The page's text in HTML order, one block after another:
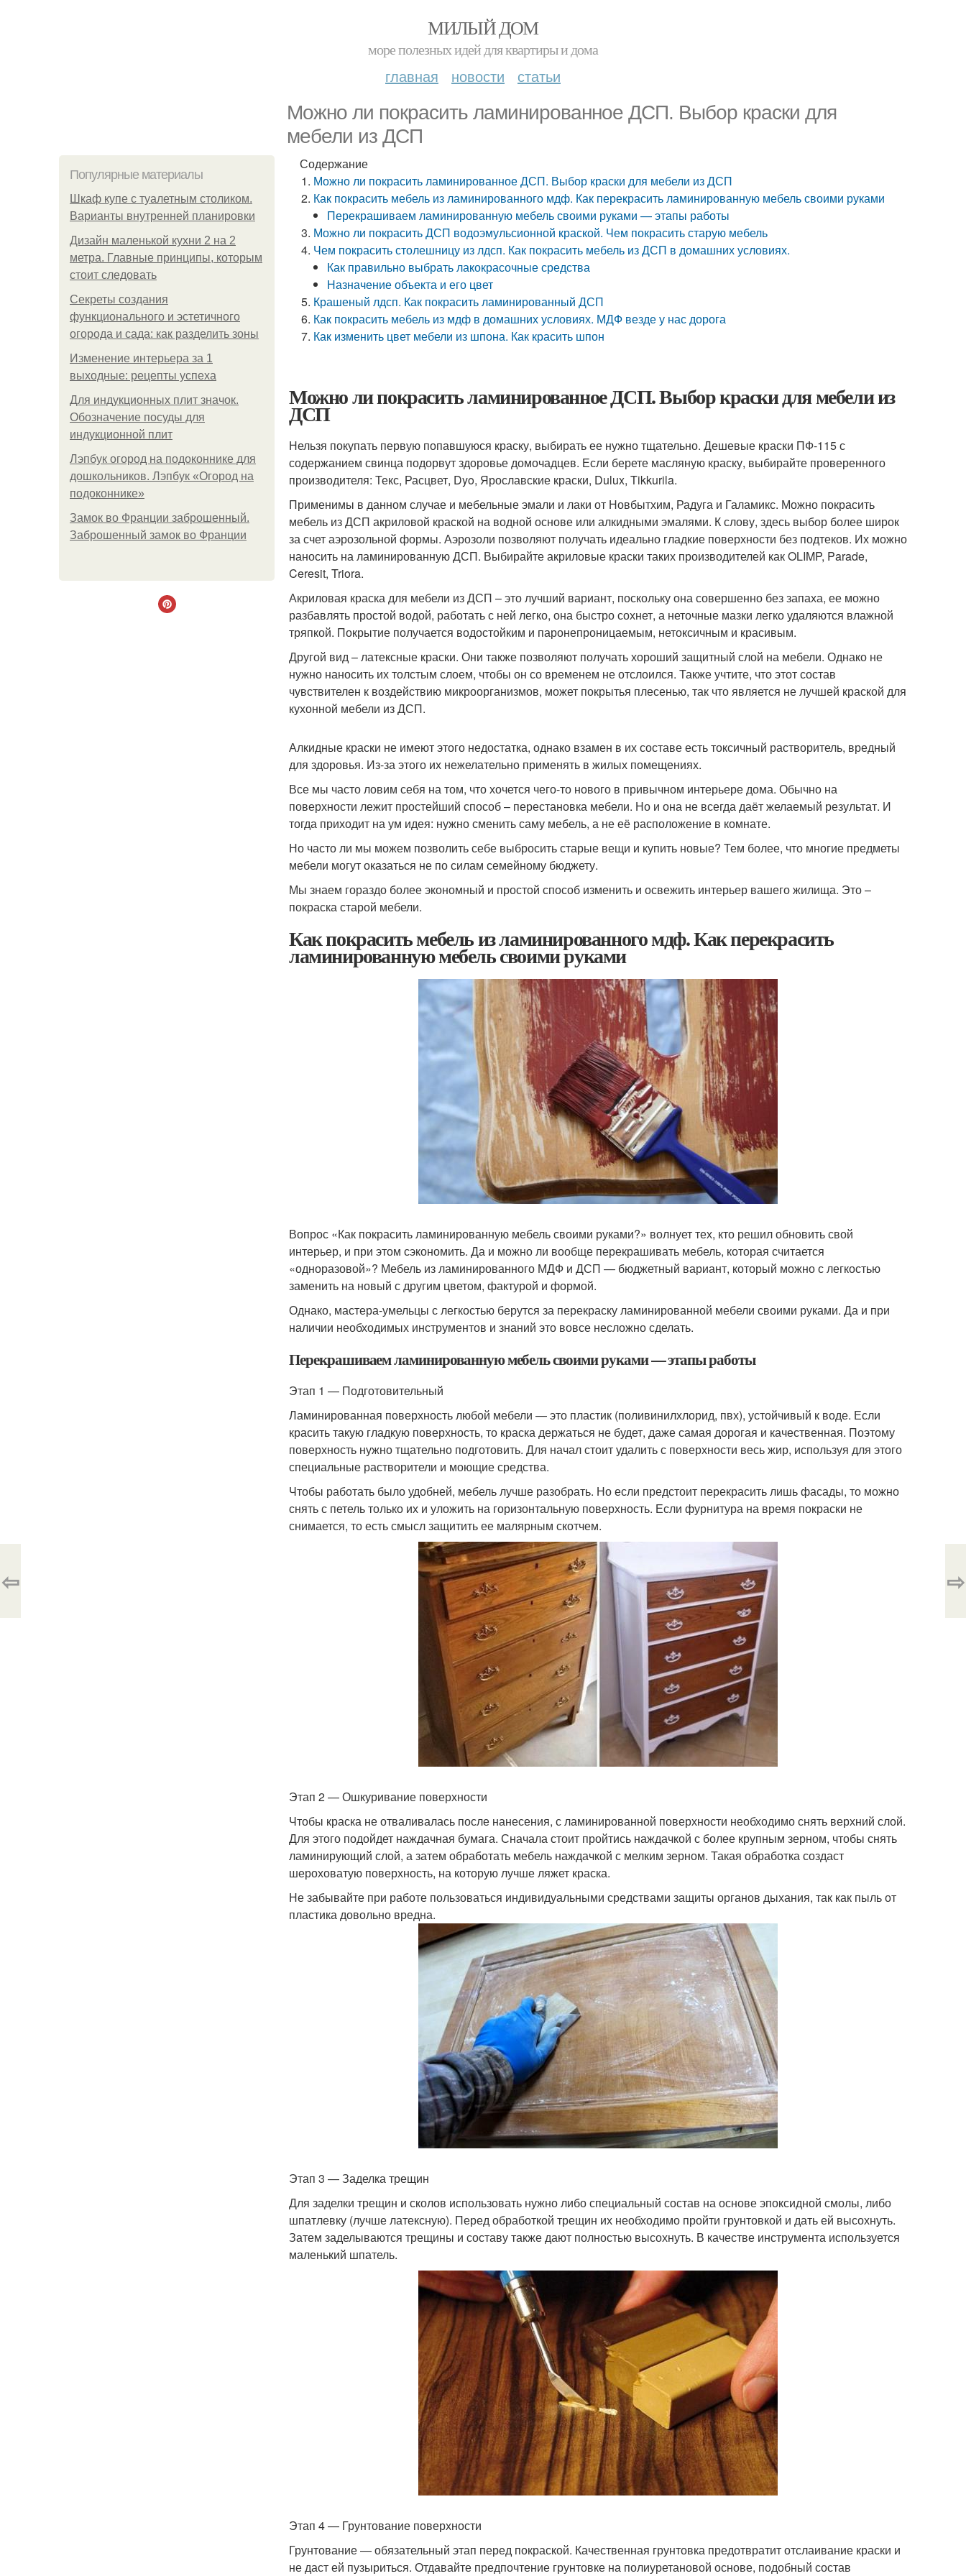
МИЛЫЙ ДОМ
море полезных идей для квартиры и дома
главная новости статьи
Можно ли покрасить ламинированное ДСП. Выбор краски для
мебели из ДСП
Популярные материалы
Шкаф купе с туалетным столиком.
Варианты внутренней планировки
Дизайн маленькой кухни 2 на 2
метра. Главные принципы, которым
стоит следовать
Секреты создания
функционального и эстетичного
огорода и сада: как разделить зоны
Изменение интерьера за 1
выходные: рецепты успеха
Для индукционных плит значок.
Обозначение посуды для
индукционной плит
Лэпбук огород на подоконнике для
дошкольников. Лэпбук «Огород на
подоконнике»
Замок во Франции заброшенный.
Заброшенный замок во Франции
Содержание
Можно ли покрасить ламинированное ДСП. Выбор краски для мебели из ДСП
Как покрасить мебель из ламинированного мдф. Как перекрасить ламинированную мебель своими руками
Перекрашиваем ламинированную мебель своими руками — этапы работы
Можно ли покрасить ДСП водоэмульсионной краской. Чем покрасить старую мебель
Чем покрасить столешницу из лдсп. Как покрасить мебель из ДСП в домашних условиях.
Как правильно выбрать лакокрасочные средства
Назначение объекта и его цвет
Крашеный лдсп. Как покрасить ламинированный ДСП
Как покрасить мебель из мдф в домашних условиях. МДФ везде у нас дорога
Как изменить цвет мебели из шпона. Как красить шпон
Можно ли покрасить ламинированное ДСП. Выбор краски для мебели из
ДСП
Нельзя покупать первую попавшуюся краску, выбирать ее нужно тщательно. Дешевые краски ПФ-115 с
содержанием свинца подорвут здоровье домочадцев. Если берете масляную краску, выбирайте проверенного
производителя: Текс, Расцвет, Dyo, Ярославские краски, Dulux, Tikkurila.
Применимы в данном случае и мебельные эмали и лаки от Новбытхим, Радуга и Галамикс. Можно покрасить
мебель из ДСП акриловой краской на водной основе или алкидными эмалями. К слову, здесь выбор более широк
за счет аэрозольной формы. Аэрозоли позволяют получать идеально гладкие поверхности без подтеков. Их можно
наносить на ламинированную ДСП. Выбирайте акриловые краски таких производителей как OLIMP, Parade,
Ceresit, Triora.
Акриловая краска для мебели из ДСП – это лучший вариант, поскольку она совершенно без запаха, ее можно
разбавлять простой водой, работать с ней легко, она быстро сохнет, а неточные мазки легко удаляются влажной
тряпкой. Покрытие получается водостойким и паронепроницаемым, нетоксичным и красивым.
Другой вид – латексные краски. Они также позволяют получать хороший защитный слой на мебели. Однако не
нужно наносить их толстым слоем, чтобы он со временем не отслоился. Также учтите, что этот состав
чувствителен к воздействию микроорганизмов, может покрытья плесенью, так что является не лучшей краской для
кухонной мебели из ДСП.
Алкидные краски не имеют этого недостатка, однако взамен в их составе есть токсичный растворитель, вредный
для здоровья. Из-за этого их нежелательно применять в жилых помещениях.
Все мы часто ловим себя на том, что хочется чего-то нового в привычном интерьере дома. Обычно на
поверхности лежит простейший способ – перестановка мебели. Но и она не всегда даёт желаемый результат. И
тогда приходит на ум идея: нужно сменить саму мебель, а не её расположение в комнате.
Но часто ли мы можем позволить себе выбросить старые вещи и купить новые? Тем более, что многие предметы
мебели могут оказаться не по силам семейному бюджету.
Мы знаем гораздо более экономный и простой способ изменить и освежить интерьер вашего жилища. Это –
покраска старой мебели.
Как покрасить мебель из ламинированного мдф. Как перекрасить
ламинированную мебель своими руками
Вопрос «Как покрасить ламинированную мебель своими руками?» волнует тех, кто решил обновить свой
интерьер, и при этом сэкономить. Да и можно ли вообще перекрашивать мебель, которая считается
«одноразовой»? Мебель из ламинированного МДФ и ДСП — бюджетный вариант, который можно с легкостью
заменить на новый с другим цветом, фактурой и формой.
Однако, мастера-умельцы с легкостью берутся за перекраску ламинированной мебели своими руками. Да и при
наличии необходимых инструментов и знаний это вовсе несложно сделать.
Перекрашиваем ламинированную мебель своими руками — этапы работы
Этап 1 — Подготовительный
Ламинированная поверхность любой мебели — это пластик (поливинилхлорид, пвх), устойчивый к воде. Если
красить такую гладкую поверхность, то краска держаться не будет, даже самая дорогая и качественная. Поэтому
поверхность нужно тщательно подготовить. Для начал стоит удалить с поверхности весь жир, используя для этого
специальные растворители и моющие средства.
Чтобы работать было удобней, мебель лучше разобрать. Но если предстоит перекрасить лишь фасады, то можно
снять с петель только их и уложить на горизонтальную поверхность. Если фурнитура на время покраски не
снимается, то есть смысл защитить ее малярным скотчем.
Этап 2 — Ошкуривание поверхности
Чтобы краска не отваливалась после нанесения, с ламинированной поверхности необходимо снять верхний слой.
Для этого подойдет наждачная бумага. Сначала стоит пройтись наждачкой с более крупным зерном, чтобы снять
ламинирующий слой, а затем обработать мебель наждачкой с мелким зерном. Такая обработка создаст
шероховатую поверхность, на которую лучше ляжет краска.
Не забывайте при работе пользоваться индивидуальными средствами защиты органов дыхания, так как пыль от
пластика довольно вредна.
Этап 3 — Заделка трещин
Для заделки трещин и сколов использовать нужно либо специальный состав на основе эпоксидной смолы, либо
шпатлевку (лучше латексную). Перед обработкой трещин их необходимо пройти грунтовкой и дать ей высохнуть.
Затем заделываются трещины и составу также дают полностью высохнуть. В качестве инструмента используется
маленький шпатель.
Этап 4 — Грунтование поверхности
Грунтование — обязательный этап перед покраской. Качественная грунтовка предотвратит отслаивание краски и
не даст ей пузыриться. Отдавайте предпочтение грунтовке на полиуретановой основе, подобный состав
⇦ ⇨